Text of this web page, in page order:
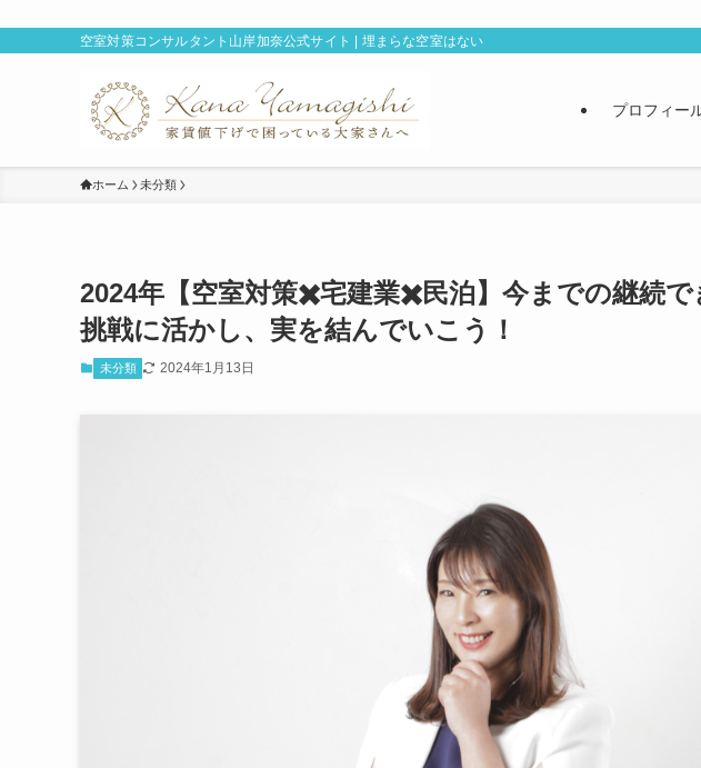
空室対策コンサルタント山岸加奈公式サイト | 埋まらな空室はない
プロフィー
ホーム 未分類
2024年【空室対策✖️宅建業✖️民泊】今までの継続
挑戦に活かし、実を結んでいこう！
未分類 2024年1月13日